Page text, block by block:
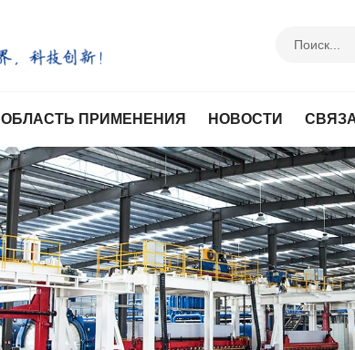
ОБЛАСТЬ ПРИМЕНЕНИЯ НОВОСТИ